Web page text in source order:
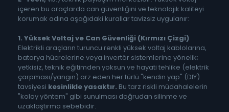
içeren bu araçlarda can güvenliğini ve teknolojik kaliteyi
korumak adına aşağıdaki kurallar tavizsiz uygulanır:
1. Yüksek Voltaj ve Can Güvenliği (Kırmızı Çizgi)
Elektrikli araçların turuncu renkli yüksek voltaj kablolarına,
batarya hücrelerine veya invertör sistemlerine yönelik;
yetkisiz, teknik eğitimden yoksun ve hayati tehlike (elektrik
çarpması/yangın) arz eden her türlü "kendin yap" (DIY)
tavsiyesi kesinlikle yasaktır. Bu tarz riskli müdahalelerin
"kolay yöntem" gibi sunulması doğrudan silinme ve
uzaklaştırma sebebidir.